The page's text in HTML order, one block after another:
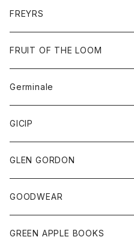
Tシャツ
ボトム
靴
アクセサリー
バッグ
FREYRS
サングラス
FRUIT OF THE LOOM
アウター
パーカー
グッズ
ネクタイ
チーフ
トップス
シャツ
タンクトップ
ボトム
ショートパンツ
レディース
Germinale
靴
サンダル
GICIP
トップス
Tシャツ
GLEN GORDON
グッズ
手袋
GOODWEAR
トップス
GREEN APPLE BOOKS